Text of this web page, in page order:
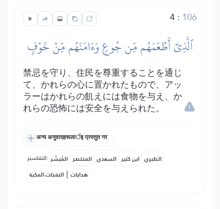
4: 106
ٱلَّذِيٓ أَطۡعَمَهُم مِّن جُوعٖ وَءَامَنَهُم مِّنۡ خَوۡفِۭ
禁忌を守り、住民を尊重することを通じ
て、かれらの心に置かれたもので、アッ
ラーはかれらの飢えには食物を与え、か
れらの恐怖には安全を与えられた。
अन्य अनुवादहरूलार्इ प्रस्तुत गर
التفاسير: المُيسَّر المختصر السعدي ابن كثير الطبري
النفحات المكية | هدايات